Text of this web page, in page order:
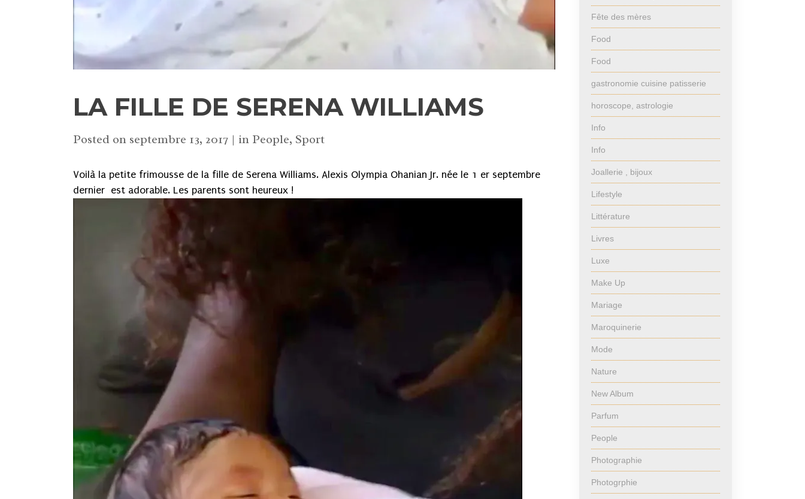
LA FILLE DE SERENA WILLIAMS
Posted on septembre 13, 2017 in People, Sport
Voilà la petite frimousse de la fille de Serena Williams. Alexis Olympia Ohanian Jr. née le 1 er septembre
dernier est adorable. Les parents sont heureux !
Fête des mères
Food
Food
gastronomie cuisine patisserie
horoscope, astrologie
Info
Info
Joallerie , bijoux
Lifestyle
Littérature
Livres
Luxe
Make Up
Mariage
Maroquinerie
Mode
Nature
New Album
Parfum
People
Photographie
Photogrphie